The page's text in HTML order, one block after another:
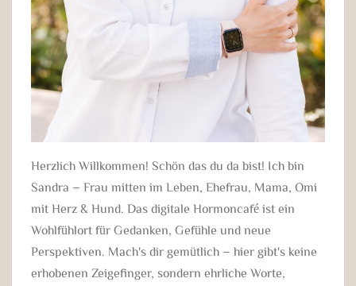
Herzlich Willkommen! Schön das du da bist! Ich bin
Sandra – Frau mitten im Leben, Ehefrau, Mama, Omi
mit Herz & Hund. Das digitale Hormoncafé ist ein
Wohlfühlort für Gedanken, Gefühle und neue
Perspektiven. Mach's dir gemütlich – hier gibt's keine
erhobenen Zeigefinger, sondern ehrliche Worte,